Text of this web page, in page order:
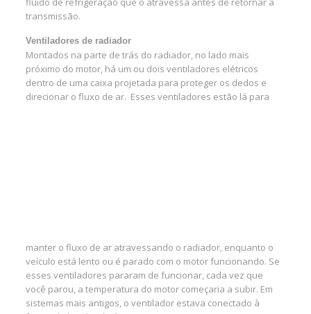
transmissão.
Ventiladores de radiador
Montados na parte de trás do radiador, no lado mais
próximo do motor, há um ou dois ventiladores elétricos
dentro de uma caixa projetada para proteger os dedos e
direcionar o fluxo de ar. Esses ventiladores estão lá para
manter o fluxo de ar atravessando o radiador, enquanto o
veículo está lento ou é parado com o motor funcionando. Se
esses ventiladores pararam de funcionar, cada vez que
você parou, a temperatura do motor começaria a subir. Em
sistemas mais antigos, o ventilador estava conectado à